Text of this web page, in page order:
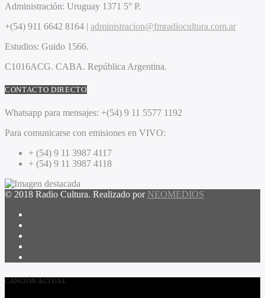
Administración: Uruguay 1371 5° P.
+(54) 911 6642 8164 | administracion@fmradiocultura.com.ar
Estudios: Guido 1566.
C1016ACG. CABA. República Argentina.
CONTACTO DIRECTO
Whatsapp para mensajes: +(54) 9 11 5577 1192
Para comunicarse con emisiones en VIVO:
+ (54) 9 11 3987 4117
+ (54) 9 11 3987 4118
© 2018 Radio Cultura. Realizado por NEOMEDIOS
CANCIÓN ACTUAL